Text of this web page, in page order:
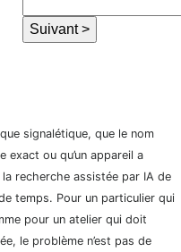
signalétique, que le nom
exact ou qu’un appareil a
recherche assistée par IA de
temps. Pour un particulier qui
pour un atelier qui doit
le problème n’est pas de